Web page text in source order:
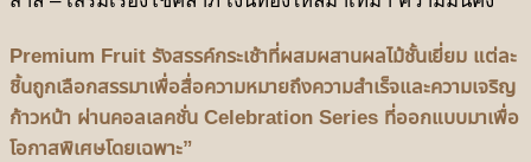
Premium Fruit รังสรรค์กระเช้าที่ผสมผสานผลไม้ชั้นเยี่ยม แต่ละ
ชิ้นถูกเลือกสรรมาเพื่อสื่อความหมายถึงความสำเร็จและความเจริญ
ก้าวหน้า ผ่านคอลเลคชั่น Celebration Series ที่ออกแบบมาเพื่อ
โอกาสพิเศษโดยเฉพาะ”